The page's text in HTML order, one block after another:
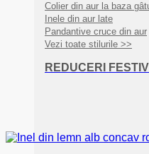
Colier din aur la baza
Inele din aur late
Pandantive cruce din aur
Vezi toate stilurile >>
REDUCERI